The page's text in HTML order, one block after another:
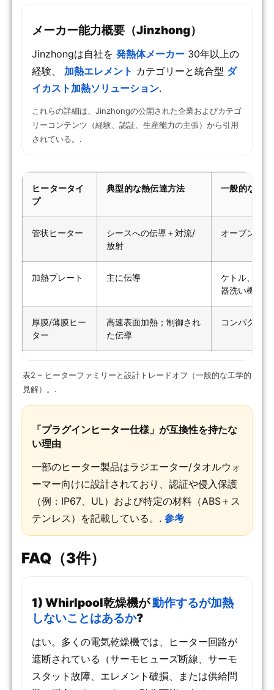
メーカー能力概要（Jinzhong）
Jinzhongは自社を 発熱体メーカー 30年以上の
経験、 加熱エレメント カテゴリーと統合型 ダ
イカスト加熱ソリューション.
これらの詳細は、Jinzhongの公開された企業およびカテゴ
リーコンテンツ（経験、認証、生産能力の主張）から引用
されている。.
ヒータータイ
プ
典型的な熱伝達方法 一般的な機
管状ヒーター
シースへの伝導＋対流/
放射
オーブン、
加熱プレート 主に伝導
ケトル、コ
器洗い機
厚膜/薄膜ヒー
ター
高速表面加熱；制御され
た伝導
コンパクト
表2 – ヒーターファミリーと設計トレードオフ（一般的な工学的
見解）。.
「プラグインヒーター仕様」が互換性を持たな
い理由
一部のヒーター製品はラジエーター/タオルウォ
ーマー向けに設計されており、認証や侵入保護
（例：IP67、UL）および特定の材料（ABS＋ス
テンレス）を記載している。. 参考
FAQ（3件）
1) Whirlpool乾燥機が動作するが加熱
しないことはあるか?
はい。多くの電気乾燥機では、ヒーター回路が
遮断されている（サーモヒューズ断線、サーモ
スタット故障、エレメント破損、または供給問